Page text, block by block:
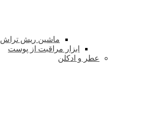
ماشین ریش تراش
ابزار مراقبت از پوست
عطر و ادکلن